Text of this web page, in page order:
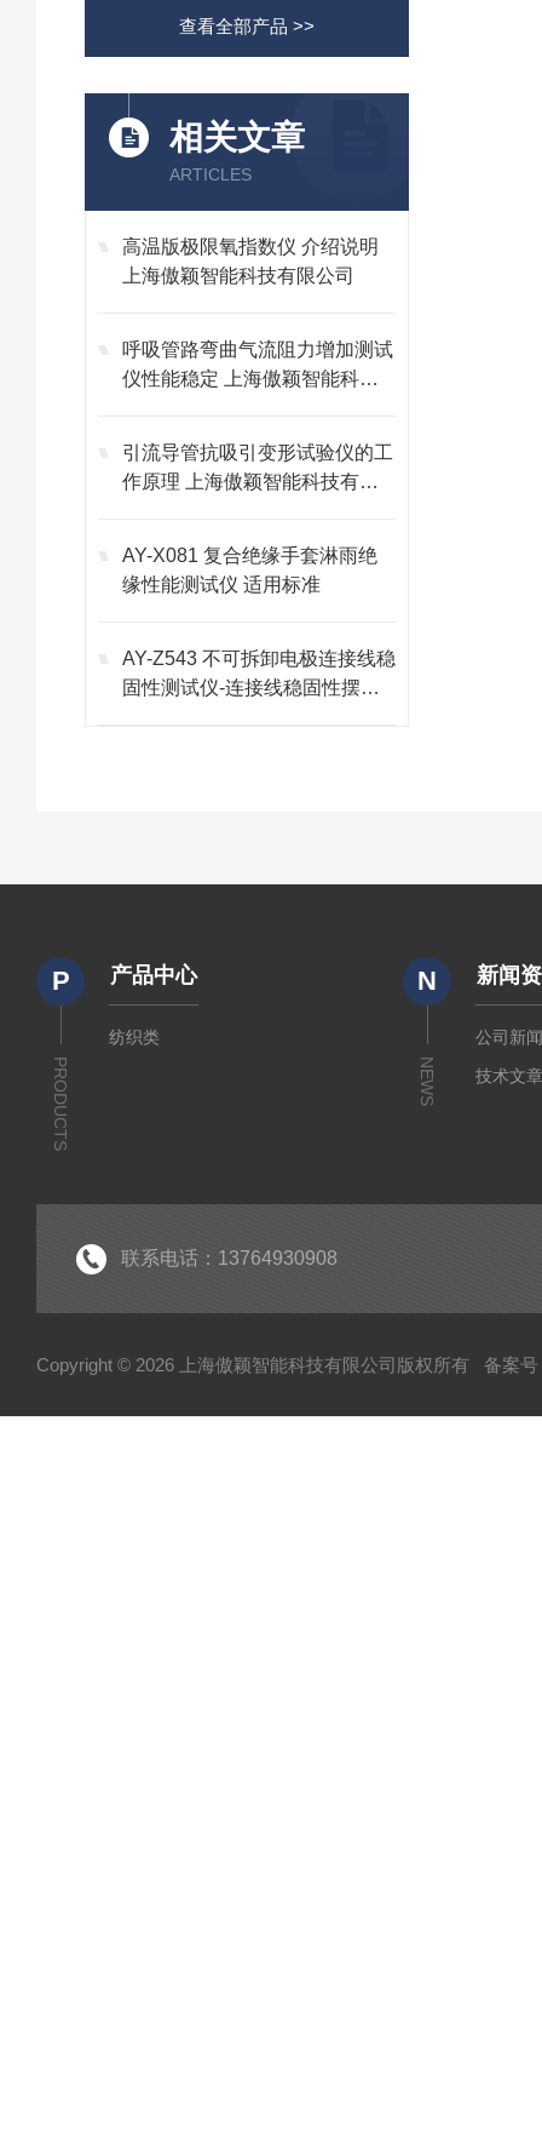
查看全部产品 >>
相关文章
ARTICLES
高温版极限氧指数仪 介绍说明
上海傲颖智能科技有限公司
呼吸管路弯曲气流阻力增加测试
仪性能稳定 上海傲颖智能科技
引流导管抗吸引变形试验仪的工
作原理 上海傲颖智能科技有限
AY-X081 复合绝缘手套淋雨绝
缘性能测试仪 适用标准
AY-Z543 不可拆卸电极连接线稳
固性测试仪-连接线稳固性摆动
P
PRODUCTS
产品中心
纺织类
N
NEWS
新闻
公司新
技术文
联系电话：13764930908
Copyright © 2026 上海傲颖智能科技有限公司版权所有 备案号